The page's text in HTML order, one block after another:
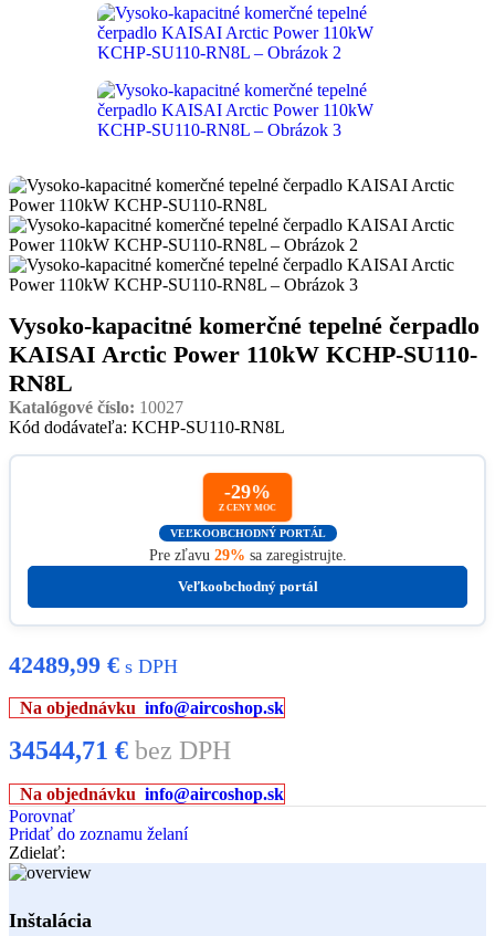
Vysoko-kapacitné komerčné tepelné čerpadlo
KAISAI Arctic Power 110kW KCHP-SU110-
RN8L
Katalógové číslo: 10027
Kód dodávateľa: KCHP-SU110-RN8L
-29%
Z CENY MOC
VEĽKOOBCHODNÝ PORTÁL
Pre zľavu 29% sa zaregistrujte.
Veľkoobchodný portál
42489,99 € s DPH
Na objednávku info@aircoshop.sk
34544,71 € bez DPH
Na objednávku info@aircoshop.sk
Porovnať
Pridať do zoznamu želaní
Zdielať:
Inštalácia